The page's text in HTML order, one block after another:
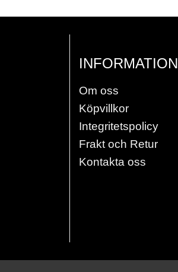
INFORMATION
Om oss
Köpvillkor
Integritetspolicy
Frakt och Retur
Kontakta oss